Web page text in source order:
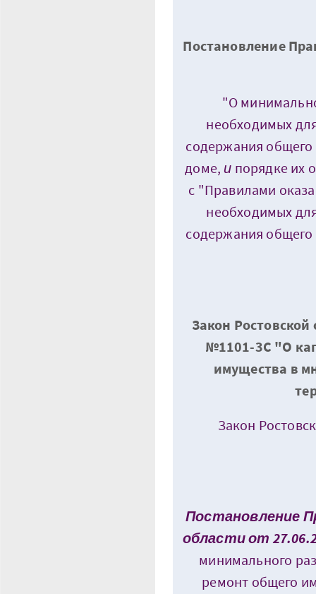
Постановление
"О
необходимых
содержания
доме, и порядке их
с "Правилами
необходимых
содержания
Закон
№1101-3С "О
имущества в
Закон
Постановление
области от
минимального
ремонт общего